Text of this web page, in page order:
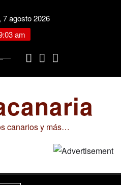
7 agosto 2026
am
canarios y más…